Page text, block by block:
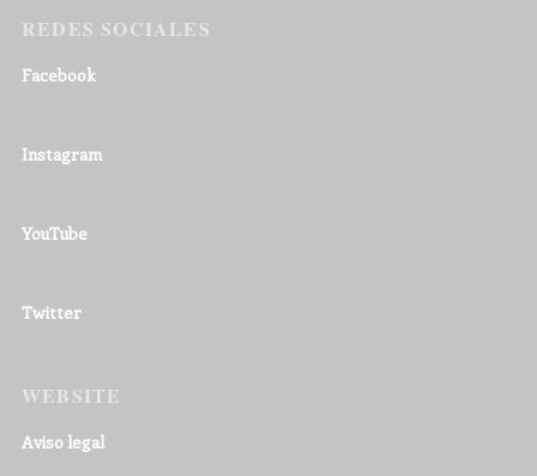
REDES SOCIALES
Facebook
Instagram
YouTube
Twitter
WEBSITE
Aviso legal